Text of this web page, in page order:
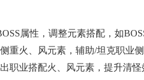
属性，调整元素搭配，如
重火、风元素，辅助/坦克职业
职业搭配火、风元素，提升清